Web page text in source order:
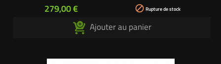
Prix
279,00 €  Rupture de stock
Ajouter au panier